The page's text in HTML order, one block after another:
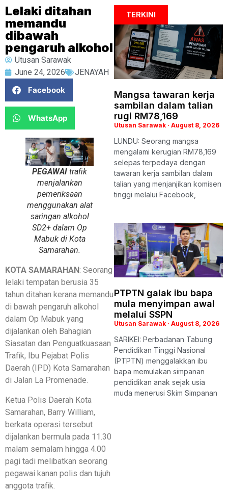
Lelaki ditahan
memandu
dibawah
pengaruh alkohol
Utusan Sarawak
June 24, 2026
JENAYAH
Facebook
WhatsApp
PEGAWAI trafik
menjalankan
pemeriksaan
menggunakan alat
saringan alkohol
SD2+ dalam Op
Mabuk di Kota
Samarahan.
KOTA SAMARAHAN: Seorang
lelaki tempatan berusia 35
tahun ditahan kerana memandu
di bawah pengaruh alkohol
dalam Op Mabuk yang
dijalankan oleh Bahagian
Siasatan dan Penguatkuasaan
Trafik, Ibu Pejabat Polis
Daerah (IPD) Kota Samarahan
di Jalan La Promenade.
Ketua Polis Daerah Kota
Samarahan, Barry William,
berkata operasi tersebut
dijalankan bermula pada 11.30
malam semalam hingga 4.00
pagi tadi melibatkan seorang
pegawai kanan polis dan tujuh
anggota trafik.
TERKINI
Mangsa tawaran kerja
sambilan dalam talian
rugi RM78,169
Utusan Sarawak August 8, 2026
LUNDU: Seorang mangsa
mengalami kerugian RM78,169
selepas terpedaya dengan
tawaran kerja sambilan dalam
talian yang menjanjikan komisen
tinggi melalui Facebook,
PTPTN galak ibu bapa
mula menyimpan awal
melalui SSPN
Utusan Sarawak August 8, 2026
SARIKEI: Perbadanan Tabung
Pendidikan Tinggi Nasional
(PTPTN) menggalakkan ibu
bapa memulakan simpanan
pendidikan anak sejak usia
muda menerusi Skim Simpanan